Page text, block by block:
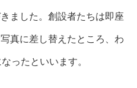
ました。創設者たちは即座
真に差し替えたところ、わ
ったといいます。